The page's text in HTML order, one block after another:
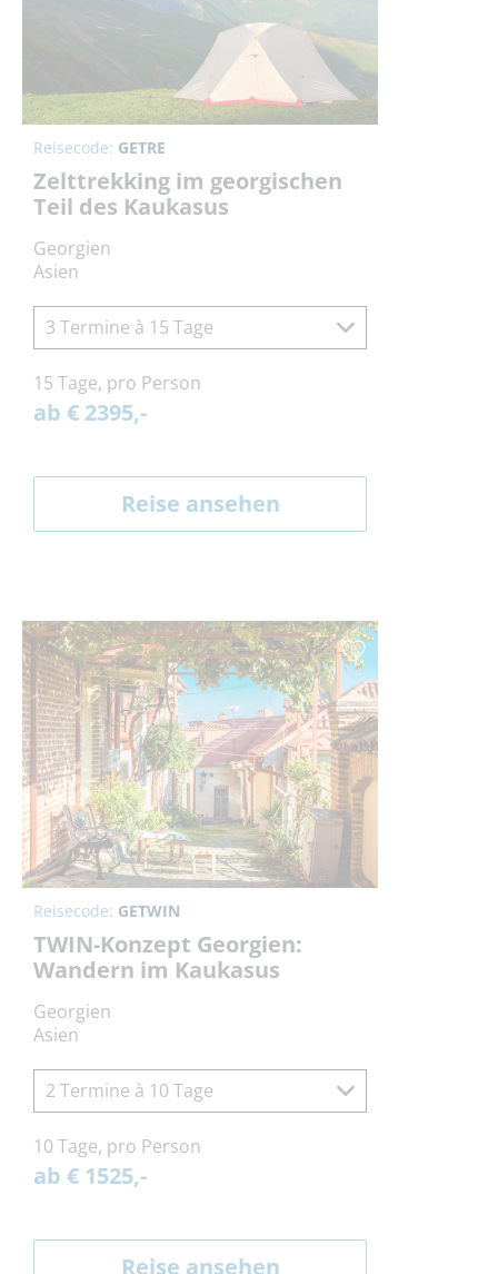
Reisecode: GETRE
Zelttrekking im georgischen
Teil des Kaukasus
Georgien
Asien
3 Termine à 15 Tage
15 Tage, pro Person
ab € 2395,-
Reise ansehen
Reisecode: GETWIN
TWIN-Konzept Georgien:
Wandern im Kaukasus
Georgien
Asien
2 Termine à 10 Tage
10 Tage, pro Person
ab € 1525,-
Reise ansehen